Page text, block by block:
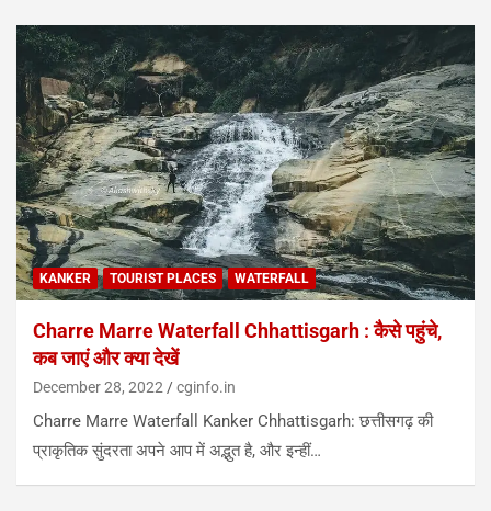
KANKER TOURIST PLACES WATERFALL
Charre Marre Waterfall Chhattisgarh : कैसे पहुंचे,
कब जाएं और क्या देखें
December 28, 2022 cginfo.in
Charre Marre Waterfall Kanker Chhattisgarh: छत्तीसगढ़ की
प्राकृतिक सुंदरता अपने आप में अद्भुत है, और इन्हीं…